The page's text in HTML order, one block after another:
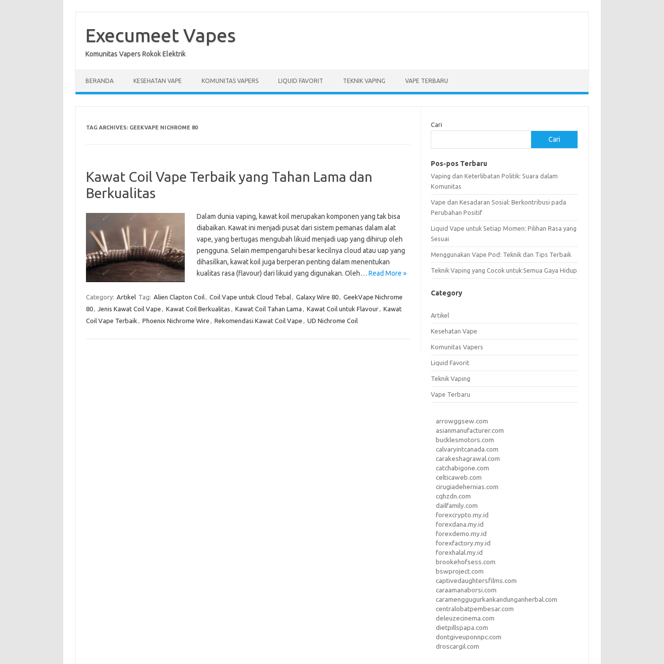
contentExecumeet Vapes
Komunitas Vapers Rokok Elektrik
BERANDA KESEHATAN VAPE KOMUNITAS VAPERS LIQUID FAVORIT TEKNIK VAPING VAPE TERBARU
TAG ARCHIVES: GEEKVAPE NICHROME 80
Kawat Coil Vape Terbaik yang Tahan Lama dan
Berkualitas
Dalam dunia vaping, kawat koil merupakan komponen yang tak bisa
diabaikan. Kawat ini menjadi pusat dari sistem pemanas dalam alat
vape, yang bertugas mengubah likuid menjadi uap yang dihirup oleh
pengguna. Selain mempengaruhi besar kecilnya cloud atau uap yang
dihasilkan, kawat koil juga berperan penting dalam menentukan
kualitas rasa (flavour) dari likuid yang digunakan. Oleh… Read More »
Category: Artikel Tag: Alien Clapton Coil, Coil Vape untuk Cloud Tebal, Galaxy Wire 80, GeekVape Nichrome
80, Jenis Kawat Coil Vape , Kawat Coil Berkualitas , Kawat Coil Tahan Lama , Kawat Coil untuk Flavour, Kawat
Coil Vape Terbaik , Phoenix Nichrome Wire , Rekomendasi Kawat Coil Vape , UD Nichrome Coil
Cari
Cari
Pos-pos Terbaru
Vaping dan Keterlibatan Politik: Suara dalam
Komunitas
Vape dan Kesadaran Sosial: Berkontribusi pada
Perubahan Positif
Liquid Vape untuk Setiap Momen: Pilihan Rasa yang
Sesuai
Menggunakan Vape Pod: Teknik dan Tips Terbaik
Teknik Vaping yang Cocok untuk Semua Gaya Hidup
Category
Artikel
Kesehatan Vape
Komunitas Vapers
Liquid Favorit
Teknik Vaping
Vape Terbaru
arrowggsew.com
asianmanufacturer.com
bucklesmotors.com
calvaryintcanada.com
carakeshagrawal.com
catchabigone.com
celticaweb.com
cirugiadehernias.com
cqhzdn.com
dailfamily.com
forexcrypto.my.id
forexdana.my.id
forexdemo.my.id
forexfactory.my.id
forexhalal.my.id
brookehofsess.com
bswproject.com
captivedaughtersfilms.com
caraamanaborsi.com
caramenggugurkankandunganherbal.com
centralobatpembesar.com
deleuzecinema.com
dietpillspapa.com
dontgiveuponnpc.com
droscargil.com